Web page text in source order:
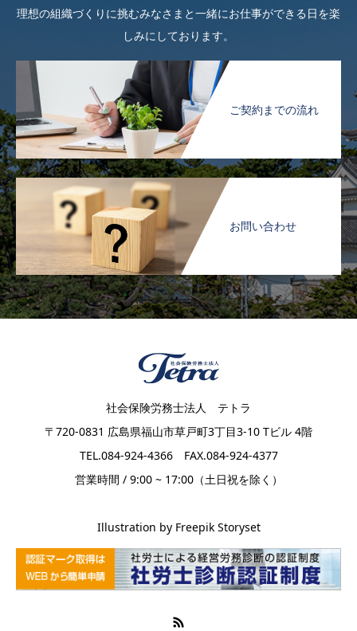
理想の組織づくりに挑むみなさまと一緒にお仕事ができる日を楽
しみにしております。
ご契約までの流れ
お問い合わせ
社会保険労務士法人 テトラ
〒720-0831 広島県福山市草戸町3丁目3-10 Tビル 4階
TEL.084-924-4366 FAX.084-924-4377
営業時間 / 9:00 ~ 17:00（土日祝を除く）
Illustration by Freepik Storyset